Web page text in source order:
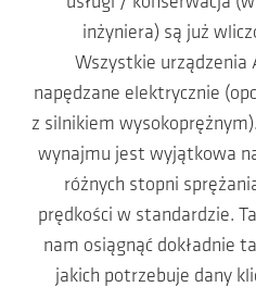
inżyniera) są już
Wszystkie urządzenia
napędzane elektrycznie
z silnikiem
wynajmu jest wyjątkowa
różnych stopni
prędkości w standardzie.
nam osiągnąć dokładnie
jakich potrzebuje dany